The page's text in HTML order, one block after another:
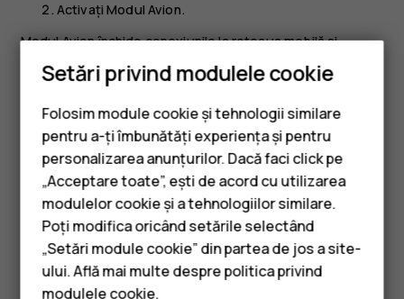
Smartphone-uri
Telefoane clasice
Accesorii
ActivațiModul Avion.
Modul Avion închide conexiunile la rețeaua mobilă și
dezactivează caracteristicile wireless ale dispozitivului.
Respectă instrucțiunile și cerințele privind siguranța
emise, de exemplu, de o companie aeriană, precum și
toate legile și regulamentele aplicabile. Atunci când este
permis, vă puteți conecta la o rețea Wi-Fi, de exemplu,
pentru a naviga pe internet sau a activa partajarea prin
Bluetooth în modul Avion.
Setări privind modulele cookie
Folosim module cookie și tehnologii similare
pentru a-ți îmbunătăți experiența și pentru
personalizarea anunțurilor. Dacă faci click pe
„Acceptare toate”, ești de acord cu utilizarea
modulelor cookie și a tehnologiilor similare.
Poți modifica oricând setările selectând
„Setări module cookie” din partea de jos a site-
ului. Află mai multe despre politica privind
modulele cookie.